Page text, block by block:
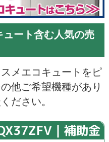
ュート含む人気の売
メエコキュートをピ
他ご希望機種があり
ださい。
｜補助金